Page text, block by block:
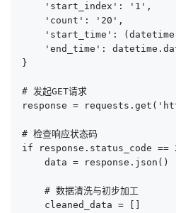
    'start_index': '1',
    'count': '20',
'start_time':
'end_time':
}
# 发起GET请求
response =
# 检查响应状态码
if response.status_code ==
    data = response.json()
    # 数据清洗与初步加工
    cleaned_data = []